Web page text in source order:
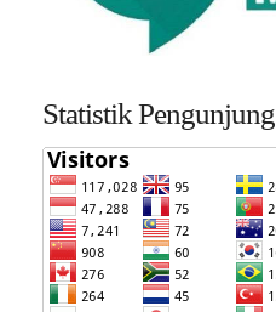
Statistik Pengunjung